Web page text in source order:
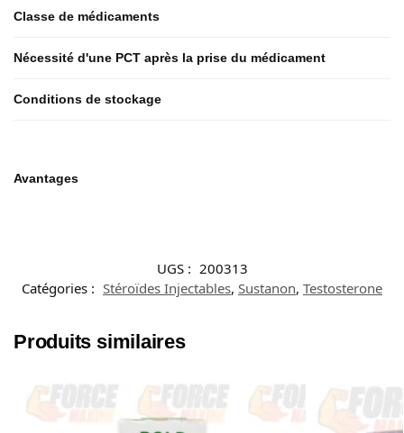
Classe de médicaments
Nécessité d'une PCT après la prise du médicament
Conditions de stockage
Avantages
UGS : 200313
Catégories : Stéroïdes Injectables, Sustanon, Testosterone
Produits similaires